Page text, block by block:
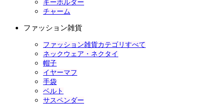
キーホルダー
チャーム
ファッション雑貨
ファッション雑貨カテゴリすべて
ネックウェア・ネクタイ
帽子
イヤーマフ
手袋
ベルト
サスペンダー